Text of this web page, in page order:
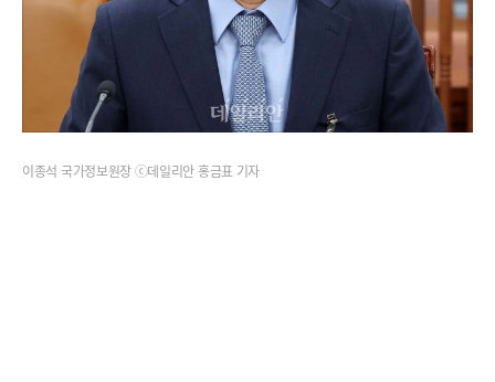
이종석 국가정보원장 ⓒ데일리안 홍금표 기자